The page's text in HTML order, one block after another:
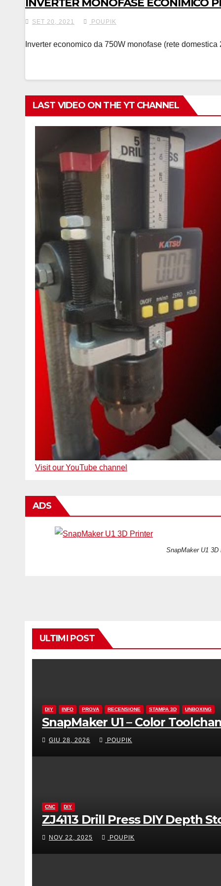
INVERTER MONOFASE ECONIMICO
SET 20, 2021 POUPIK
Inverter economico da 750W monofase (rete
LAST VIDEO ON THE YT CHANNEL
Visit our YouTube channel
ADS
SnapMaker U1 3D
ULTIMI POST
DIY INFO PROVA RECENSIONE STAMPA 3D UNBOXING
SnapMaker U1 – Color
GIU 28, 2026 POUPIK
CNC DIY
ZJ4113 Drill Press DIY Depth
NOV 22, 2025 POUPIK